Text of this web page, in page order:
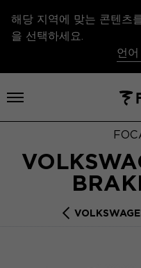
해당 지역에 맞는 콘텐츠
을 선택하세요.
언
메뉴 열기